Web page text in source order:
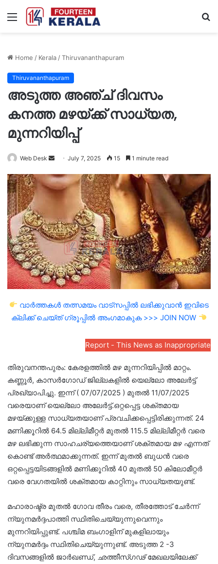
Menu
Home / Kerala/Thiruvananthapuram
Thiruvananthapuram
അടുത്ത അഞ്ച് ദിവസം
കനത്ത മഴയ്ക്ക് സാധ്യത,
മുന്നറിയിപ്പ്
Web Desk
Send
email
July 7, 2025 15 1 minute read
വാർത്തകൾ തത്സമയം വാട്സപ്പിൽ ലഭിക്കുവാൻ ഇവിടെ
ക്ലിക്ക് ചെയ്ത് ഗ്രൂപ്പിൽ അംഗമാകുക >>> JOIN NOW
Report - This News as Inappropriate
തിരുവനന്തപുരം: കേരളത്തിൽ മഴ മുന്നറിയിപ്പിൽ മാറ്റം.
കണ്ണൂർ, കാസർഗോഡ് ജില്ലകളിൽ യെല്ലോ അലേർട്ട്
പ്രഖ്യാപിച്ചു. ഇന്ന് ( 07/07/2025 ) മുതൽ 11/07/2025
വരെയാണ് യെല്ലോ അലേർട്ട്.ഒറ്റപ്പെട്ട ശക്തമായ
മഴയ്ക്കുള്ള സാധ്യതയാണ് പ്രവചിക്കപ്പെട്ടിരിക്കുന്നത്. 24
മണിക്കൂറിൽ 64.5 മില്ലിമീറ്റർ മുതൽ 115.5 മില്ലിമീറ്റർ വരെ
മഴ ലഭിക്കുന്ന സാഹചര്യത്തെയാണ് ശക്തമായ മഴ എന്നത്
കൊണ്ട് അർത്ഥമാക്കുന്നത്. ഇന്ന് മുതൽ ബുധൻ വരെ
ഒറ്റപ്പെട്ടയിടങ്ങളിൽ മണിക്കൂറിൽ 40 മുതൽ 50 കിലോമീറ്റർ
വരെ വേഗതയിൽ ശക്തമായ കാറ്റിനും സാധ്യതയുണ്ട്.
മഹാരാഷ്ട്ര മുതൽ ഗോവ തീരം വരെ, തീരത്തോട് ചേർന്ന്
ന്യുനമർദ്ദപാത്തി സ്ഥിതിചെയ്യുന്നുവെന്നും
മുന്നറിയിപ്പുണ്ട്. പശ്ചിമ ബംഗാളിന് മുകളിലായും
ന്യുനമർദ്ദം സ്ഥിതിചെയ്യുന്നുണ്ട്. അടുത്ത 2 -3
ദിവസങ്ങളിൽ ജാർഖണ്ഡ്, ഛത്തീസ്ഗഢ് മേഖലയിലേക്ക്